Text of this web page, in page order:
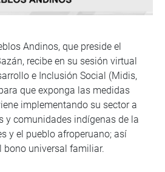
Andinos, que preside el
recibe en su sesión virtual
e Inclusión Social (Midis,
que exponga las medidas
implementando su sector a
y comunidades indígenas de la
y el pueblo afroperuano; así
bono universal familiar.